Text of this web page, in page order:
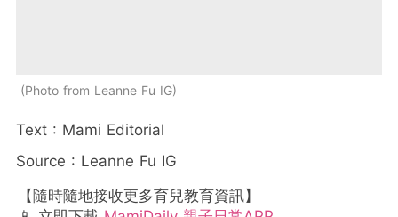
Photo from Leanne Fu IG
Text : Mami Editorial
Source : Leanne Fu IG
【隨時隨地接收更多育兒教育資訊】